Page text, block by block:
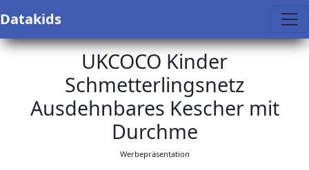
Datakids
UKCOCO Kinder
Schmetterlingsnetz
Ausdehnbares Kescher mit
Durchme
Werbepräsentation